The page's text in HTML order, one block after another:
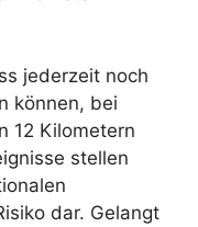
jederzeit noch
können, bei
12 Kilometern
stellen
dar. Gelangt